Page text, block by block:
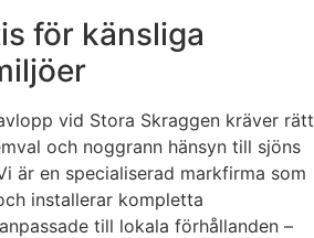
för känsliga
vid Stora Skraggen kräver rätt
och noggrann hänsyn till sjöns
är en specialiserad markfirma som
installerar kompletta
till lokala förhållanden –